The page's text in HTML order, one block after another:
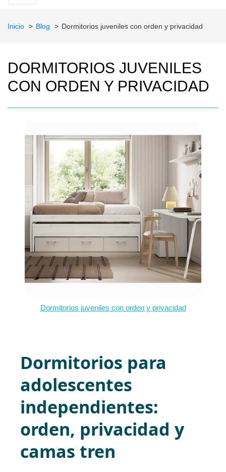
Inicio Blog Dormitorios juveniles con orden y privacidad
DORMITORIOS JUVENILES
CON ORDEN Y PRIVACIDAD
Dormitorios juveniles con orden y privacidad
Dormitorios para
adolescentes
independientes:
orden, privacidad y
camas tren